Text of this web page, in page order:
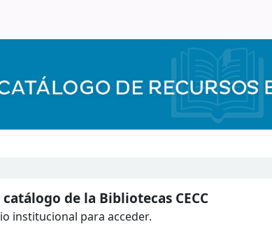
de la Bibliotecas CECC
institucional para acceder.